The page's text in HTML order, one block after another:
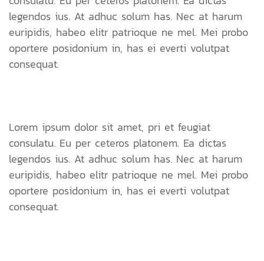
legendos ius. At adhuc solum has. Nec at harum
euripidis, habeo elitr patrioque ne mel. Mei probo
oportere posidonium in, has ei everti volutpat
consequat.
Lorem ipsum dolor sit amet, pri et feugiat
consulatu. Eu per ceteros platonem. Ea dictas
legendos ius. At adhuc solum has. Nec at harum
euripidis, habeo elitr patrioque ne mel. Mei probo
oportere posidonium in, has ei everti volutpat
consequat.